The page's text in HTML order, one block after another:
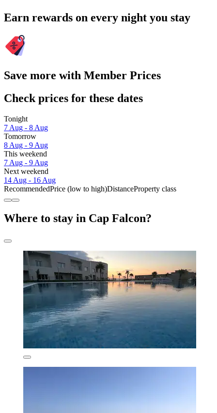
Earn rewards on every night you stay
Save more with Member Prices
Check prices for these dates
Tonight
7 Aug - 8 Aug
Tomorrow
8 Aug - 9 Aug
This weekend
7 Aug - 9 Aug
Next weekend
14 Aug - 16 Aug
RecommendedPrice (low to high)DistanceProperty class
Where to stay in Cap Falcon?